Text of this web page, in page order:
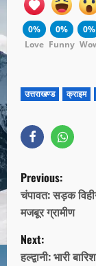
0%
Love
0%
Funny
0%
उत्तराखण्ड क्राइम
Previous:
चंपावत: सड़क
मजबूर ग्रामीण
Next:
हल्द्वानी: भारी